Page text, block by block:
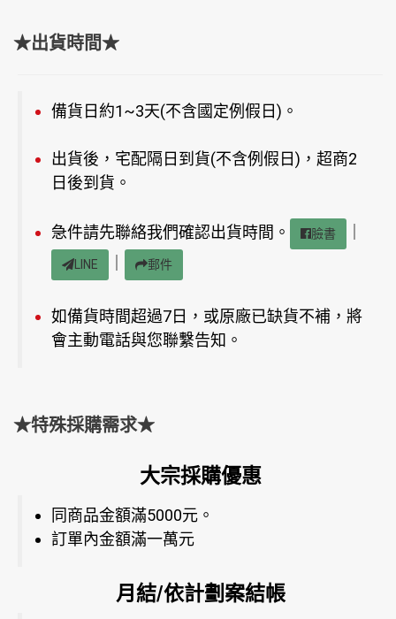
★出貨時間★
備貨日約1~3天(不含國定例假日)。
出貨後，宅配隔日到貨(不含例假日)，超商2
日後到貨。
急件請先聯絡我們確認出貨時間。 臉書
LINE 郵件
如備貨時間超過7日，或原廠已缺貨不補，將
會主動電話與您聯繫告知。
★特殊採購需求★
大宗採購優惠
同商品金額滿5000元。
訂單內金額滿一萬元
月結/依計劃案結帳